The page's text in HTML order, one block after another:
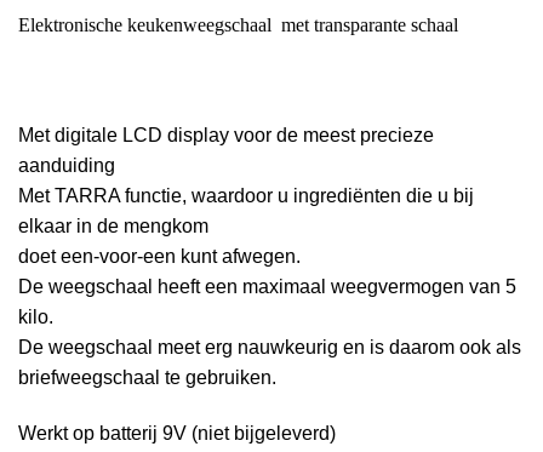
Elektronische keukenweegschaal met transparante schaal
Met digitale LCD display voor de meest precieze
aanduiding
Met TARRA functie, waardoor u ingrediënten die u bij
elkaar in de mengkom
doet een-voor-een kunt afwegen.
De weegschaal heeft een maximaal weegvermogen van 5
kilo.
De weegschaal meet erg nauwkeurig en is daarom ook als
briefweegschaal te gebruiken.
Werkt op batterij 9V (niet bijgeleverd)